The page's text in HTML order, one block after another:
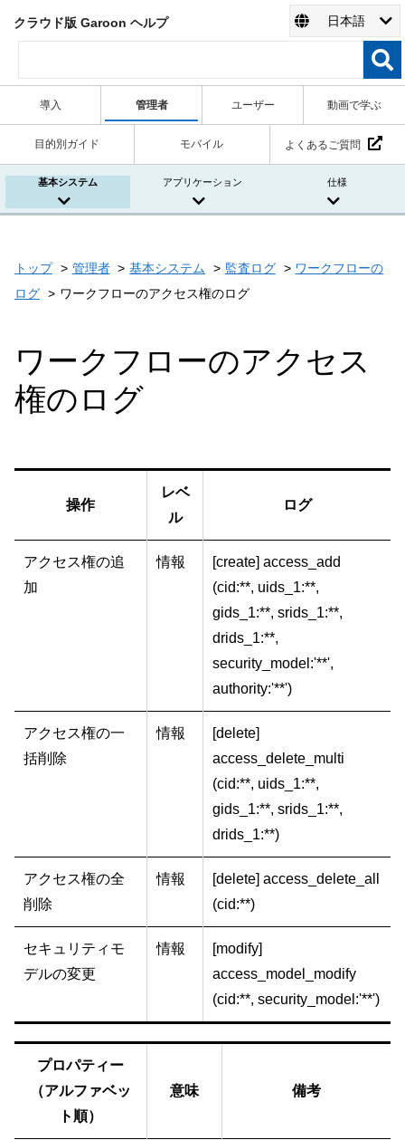
クラウド版 Garoon ヘルプ 日本語
導入 管理者 ユーザー 動画で学ぶ
目的別ガイド モバイル よくあるご質問
基本システム アプリケーション 仕様
トップ 管理者 基本システム 監査ログ
ワークフローの
ログ
ワークフローのアクセス権のログ
ワークフローのアクセス
権のログ
操作
レベ
ル
ログ
アクセス権の追
加
情報
[create] access_add
(cid:**, uids_1:**,
gids_1:**, srids_1:**,
drids_1:**,
security_model:'**',
authority:'**')
アクセス権の一
括削除
情報
[delete]
access_delete_multi
(cid:**, uids_1:**,
gids_1:**, srids_1:**,
drids_1:**)
アクセス権の全
削除
情報
[delete] access_delete_all
(cid:**)
セキュリティモ
デルの変更
情報
[modify]
access_model_modify
(cid:**, security_model:'**')
プロパティー
（アルファベッ
ト順）
意味 備考